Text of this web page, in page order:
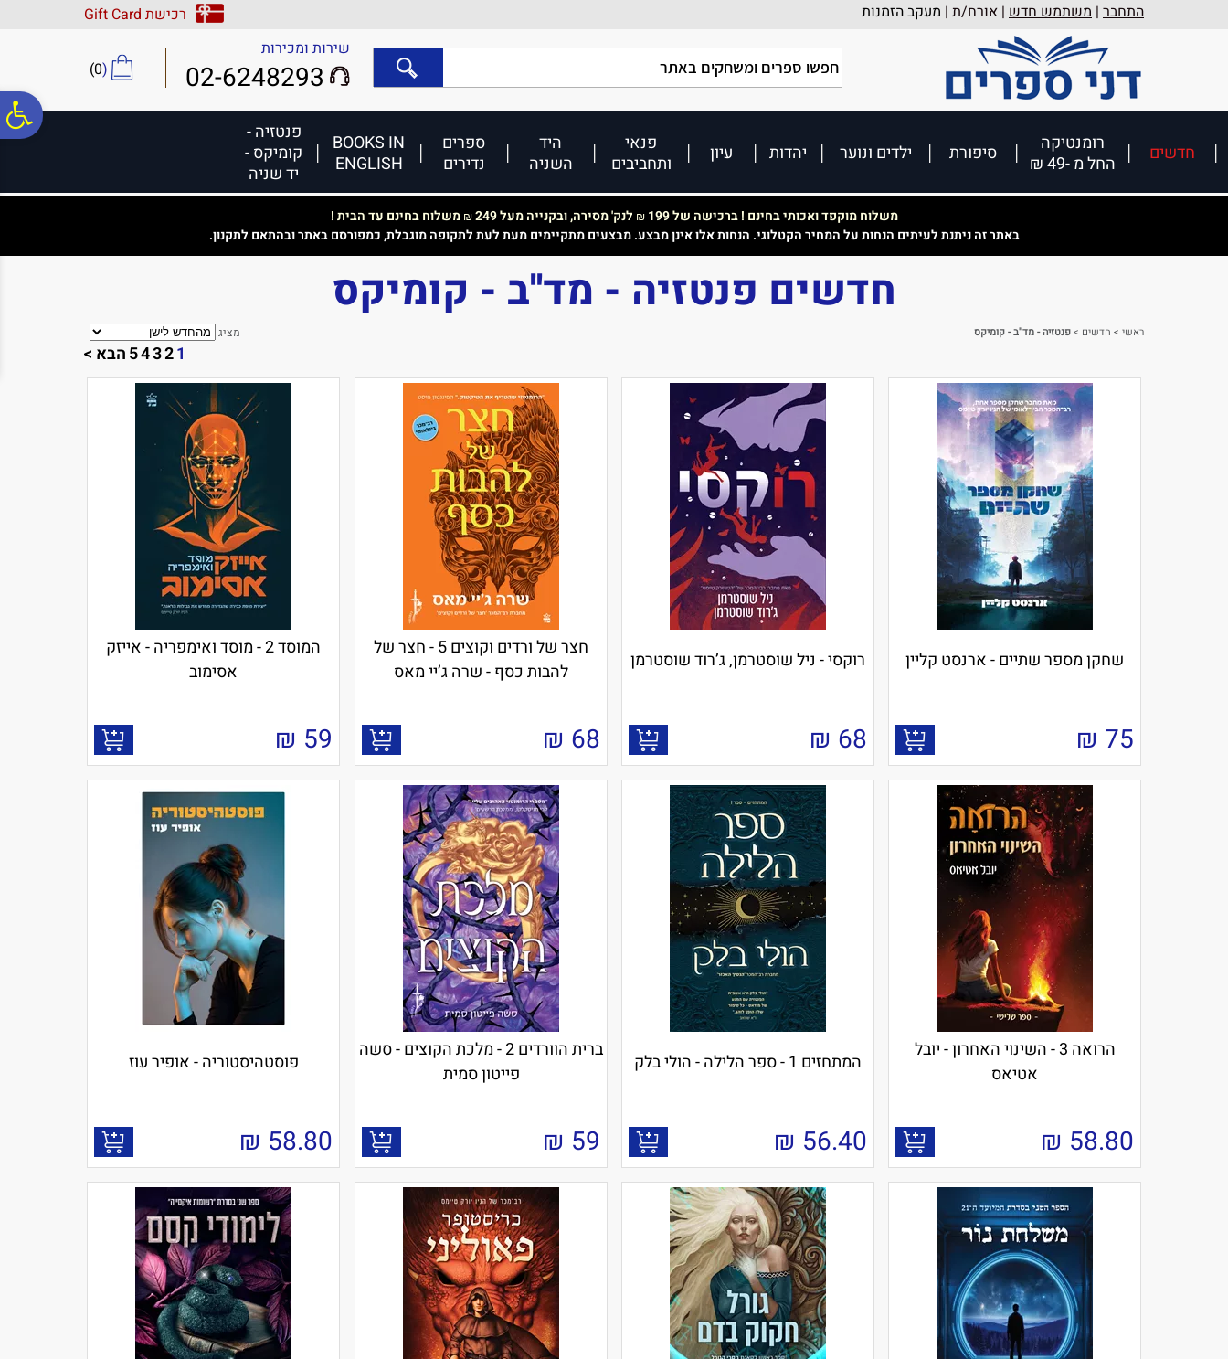
נגישות
אתר
המרכזי
התחבר | משתמש חדש | אורח/ת | מעקב הזמנות
רכישת Gift Card
שירות ומכירות
02-6248293
(
0
)
חדשים
רומנטיקה
החל מ -49 ₪
סיפורת ילדים ונוער יהדות עיון
פנאי
ותחביבים
היד
השניה
ספרים
נדירים
BOOKS IN
ENGLISH
פנטזיה -
קומיקס -
יד שניה
משלוח מוקפד ואכותי בחינם ! ברכישה של 199 ₪ לנק' מסירה, ובקנייה מעל 249 ₪משלוח בחינם עד הבית !
באתר זה ניתנת לעיתים הנחות על המחיר הקטלוגי. הנחות אלו אינן מבצע. מבצעים מתקיימים מעת לעת לתקופה מוגבלת, כמפורסם באתר ובהתאם לתקנון.
חדשים פנטזיה - מד''ב - קומיקס
ראשי > חדשים >פנטזיה - מד''ב - קומיקס מציג
1
2
3
4
5הבא >
שחקן מספר שתיים - ארנסט קליין
75
₪
רוקסי - ניל שוסטרמן, ג’רוד שוסטרמן
68
₪
חצר של ורדים וקוצים 5 - חצר של
להבות כסף - שרה ג’יי מאס
68
₪
המוסד 2 - מוסד ואימפריה - אייזק
אסימוב
59
₪
הרואה 3 - השינוי האחרון - יובל
אטיאס
58.80
₪
המתחזים 1 - ספר הלילה - הולי בלק
56.40
₪
ברית הוורדים 2 - מלכת הקוצים - סשה
פייטון סמית
59
₪
פוסטהיסטוריה - אופיר עוז
58.80
₪